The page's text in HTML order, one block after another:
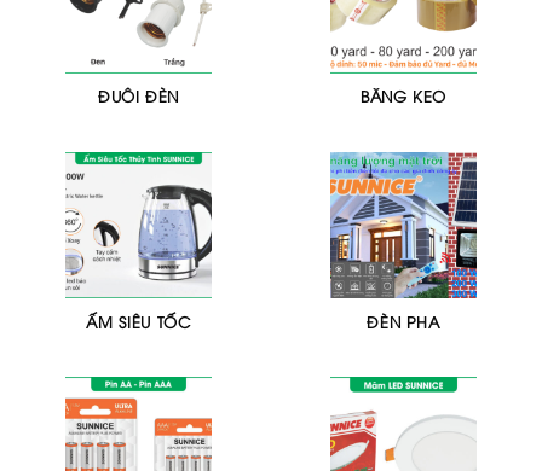
ĐUÔI ĐÈN BĂNG KEO
ẤM SIÊU TỐC ĐÈN PHA